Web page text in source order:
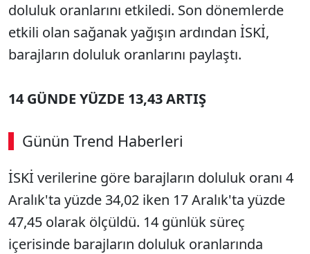
doluluk oranlarını etkiledi. Son dönemlerde
etkili olan sağanak yağışın ardından İSKİ,
barajların doluluk oranlarını paylaştı.
14 GÜNDE YÜZDE 13,43 ARTIŞ
Günün Trend Haberleri
İSKİ verilerine göre barajların doluluk oranı 4
Aralık'ta yüzde 34,02 iken 17 Aralık'ta yüzde
47,45 olarak ölçüldü. 14 günlük süreç
içerisinde barajların doluluk oranlarında